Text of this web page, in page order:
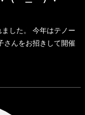
した。 今年はテノー
さんをお招きして開催
く、童謡やジブリ、デ
くさん歌っていただ